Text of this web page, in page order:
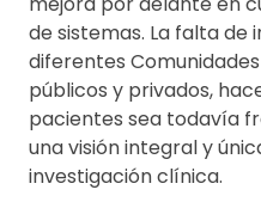
de sistemas. La falta
diferentes
públicos y privados,
pacientes sea todavía
una visión integral y
investigación clínica.